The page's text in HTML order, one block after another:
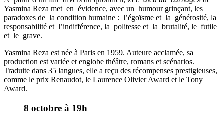
Yasmina Reza met en évidence, avec un humour grinçant, les
paradoxes de la condition humaine : l’égoïsme et la générosité, la
responsabilité et l’indifférence, la politesse et la brutalité, le futile
et le grave.
Yasmina Reza est née à Paris en 1959. Auteure acclamée, sa
production est variée et englobe théâtre, romans et scénarios.
Traduite dans 35 langues, elle a reçu des récompenses prestigieuses,
comme le prix Renaudot, le Laurence Olivier Award et le Tony
Award.
8 octobre à 19h